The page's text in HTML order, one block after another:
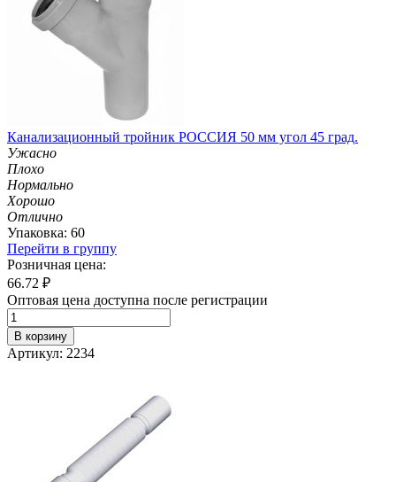
Канализационный тройник РОССИЯ 50 мм угол 45 град.
Ужасно
Плохо
Нормально
Хорошо
Отлично
Упаковка: 60
Перейти в группу
Розничная цена:
66.72 ₽
Оптовая цена доступна после регистрации
В корзину
Артикул: 2234